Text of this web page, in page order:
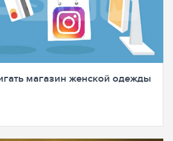
магазин женской одежды